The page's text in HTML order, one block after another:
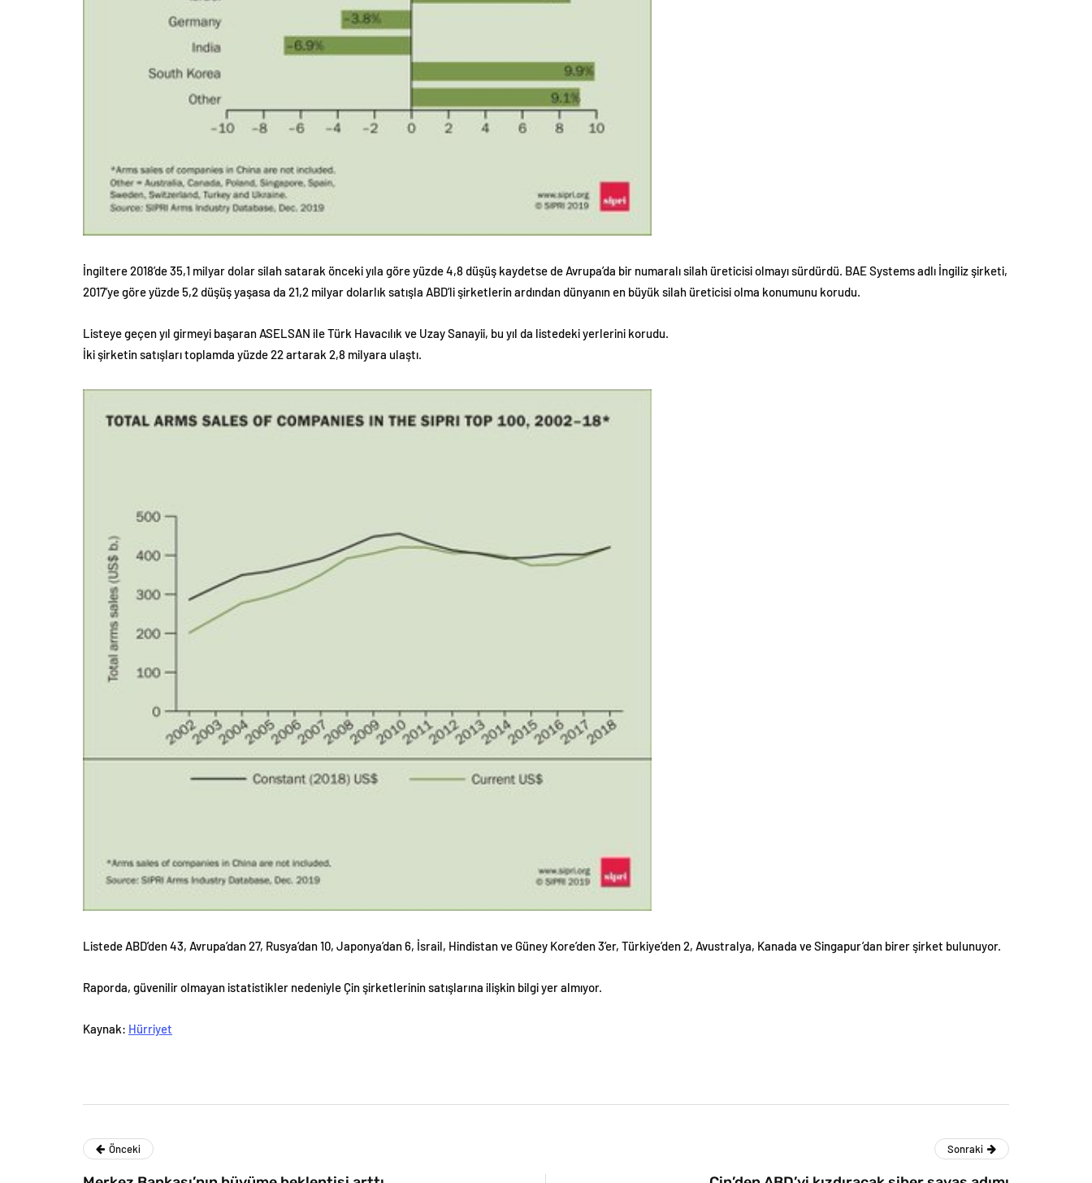
İngiltere 2018’de 35,1 milyar dolar silah satarak önceki yıla göre yüzde 4,8 düşüş kaydetse de Avrupa’da bir numaralı silah üreticisi olmayı sürdürdü. BAE Systems adlı İngiliz şirketi,
2017’ye göre yüzde 5,2 düşüş yaşasa da 21,2 milyar dolarlık satışla ABD’li şirketlerin ardından dünyanın en büyük silah üreticisi olma konumunu korudu.
Listeye geçen yıl girmeyi başaran ASELSAN ile Türk Havacılık ve Uzay Sanayii, bu yıl da listedeki yerlerini korudu.
İki şirketin satışları toplamda yüzde 22 artarak 2,8 milyara ulaştı.
Listede ABD’den 43, Avrupa’dan 27, Rusya’dan 10, Japonya’dan 6, İsrail, Hindistan ve Güney Kore’den 3’er, Türkiye’den 2, Avustralya, Kanada ve Singapur’dan birer şirket bulunuyor.
Raporda, güvenilir olmayan istatistikler nedeniyle Çin şirketlerinin satışlarına ilişkin bilgi yer almıyor.
Kaynak: Hürriyet
Önceki Sonraki